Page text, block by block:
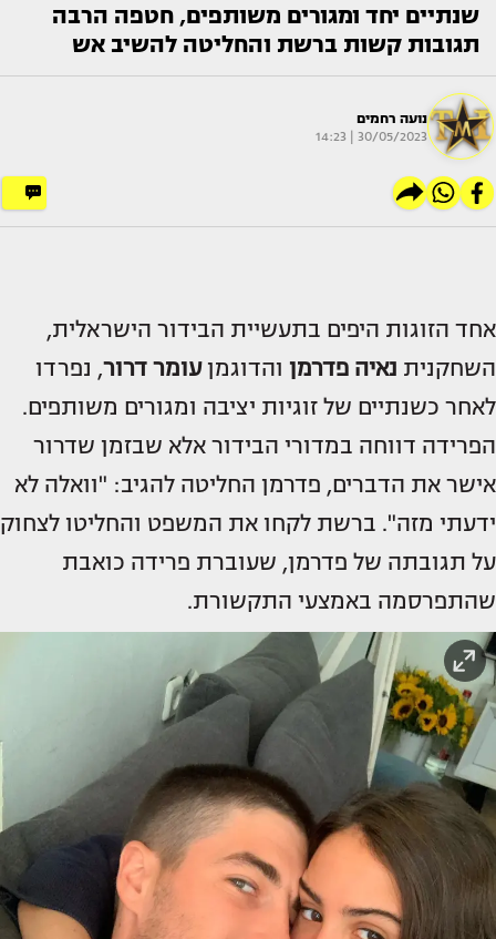
שנתיים יחד ומגורים משותפים, חטפה הרבה
תגובות קשות ברשת והחליטה להשיב אש
נועה רחמים
30/05/2023 | 14:23
אחד הזוגות היפים בתעשיית הבידור הישראלית,
השחקנית נאיה פדרמן והדוגמןעומר דרור, נפרדו
לאחר כשנתיים של זוגיות יציבה ומגורים משותפים.
הפרידה דווחה במדורי הבידור אלא שבזמן שדרור
אישר את הדברים, פדרמן החליטה להגיב: "וואלה לא
ידעתי מזה". ברשת לקחו את המשפט והחליטו לצחוק
על תגובתה של פדרמן, שעוברת פרידה כואבת
שהתפרסמה באמצעי התקשורת.